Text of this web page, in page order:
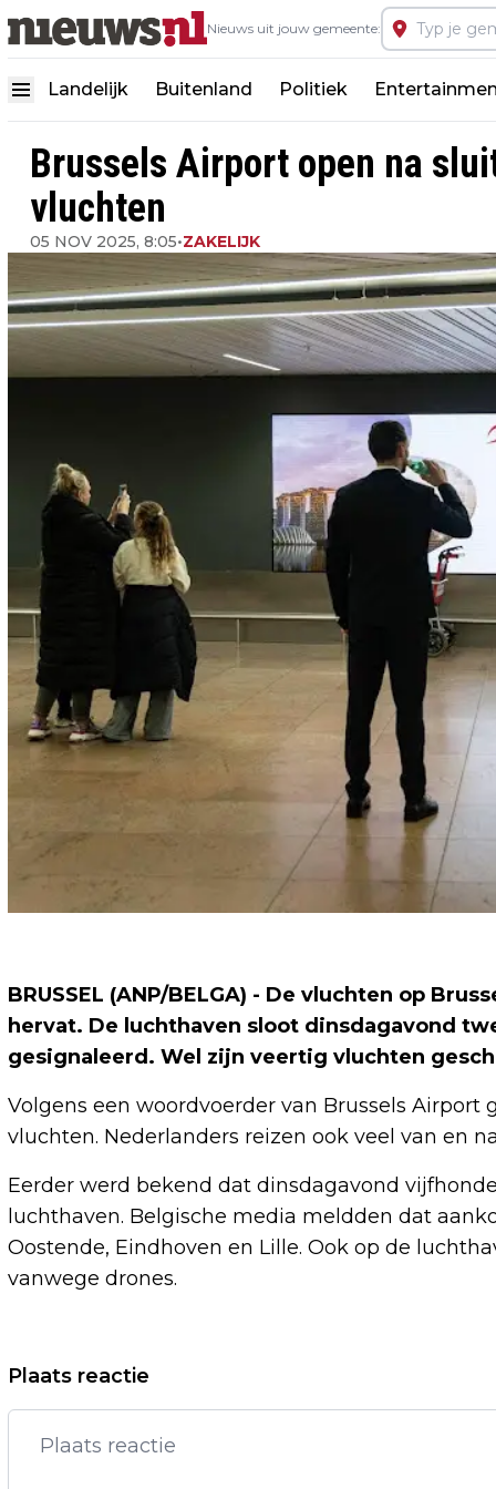
Nieuws uit jouw gemeente:
Landelijk Buitenland Politiek
Brussels Airport open na
vluchten
05 NOV 2025, 8:05•ZAKELIJK
BRUSSEL (ANP/BELGA) - De vluchten op
hervat. De luchthaven sloot dinsdagavond
gesignaleerd. Wel zijn veertig vluchten
Volgens een woordvoerder van Brussels
vluchten. Nederlanders reizen ook veel van en
Eerder werd bekend dat dinsdagavond
luchthaven. Belgische media meldden dat
Oostende, Eindhoven en Lille. Ook op de
vanwege drones.
Vorig artikel
SOFTWAREBEDRIJF BIRD WIL
CHATDIENSTVERLENER CM.COM
Plaats reactie